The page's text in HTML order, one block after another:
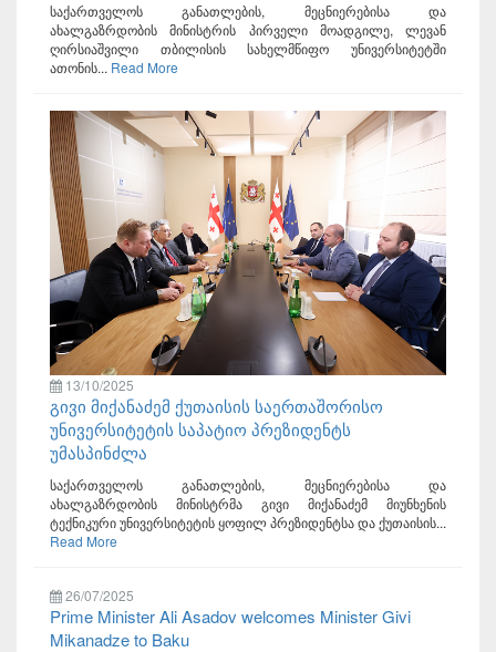
საქართველოს განათლების, მეცნიერებისა და
ახალგაზრდობის მინისტრის პირველი მოადგილე, ლევან
ღირსიაშვილი თბილისის სახელმწიფო უნივერსიტეტში
ათონის... Read More
13/10/2025
გივი მიქანაძემ ქუთაისის საერთაშორისო
უნივერსიტეტის საპატიო პრეზიდენტს
უმასპინძლა
საქართველოს განათლების, მეცნიერებისა და
ახალგაზრდობის მინისტრმა გივი მიქანაძემ მიუნხენის
ტექნიკური უნივერსიტეტის ყოფილ პრეზიდენტსა და ქუთაისის...
Read More
26/07/2025
Prime Minister Ali Asadov welcomes Minister Givi
Mikanadze to Baku